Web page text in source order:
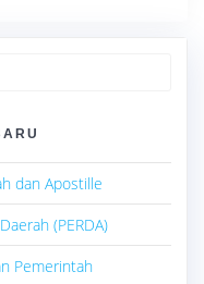
dan Apostille
(PERDA)
Pemerintah